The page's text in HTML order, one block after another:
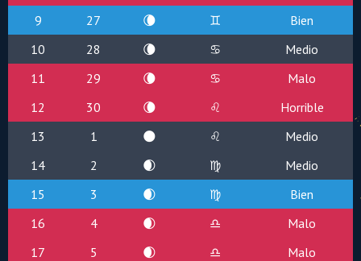
9
27 🌘 ♊
Bien
10
28 🌘 ♋
Medio
11
29 🌘 ♋
Malo
12
30 🌘 ♌
Horrible
13
1 🌑 ♌
Medio
14
2 🌒 ♍
Medio
15
3 🌒 ♍
Bien
16
4 🌒 ♎
Malo
17
5 🌒 ♎
Malo